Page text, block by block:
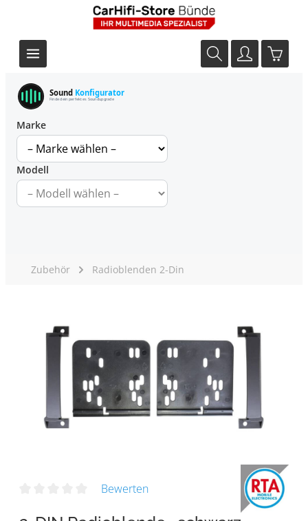
Sound Konfigurator
Finde dein perfektes Soundupgrade
Marke
Modell
Zubehör Radioblenden 2-Din
Bewerten